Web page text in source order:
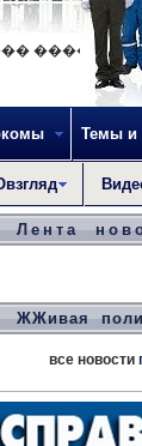
Темы и
Лента
ЖЖивая
все новости